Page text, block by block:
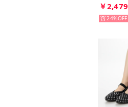
￥2,479
24%